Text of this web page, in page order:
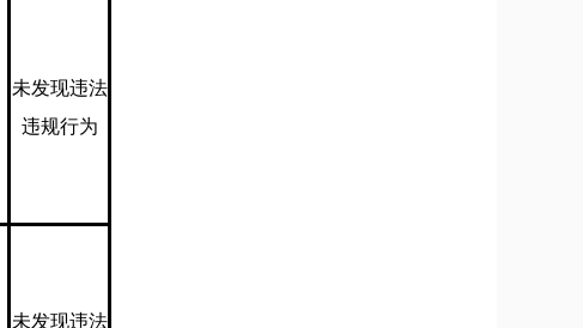
未发现违法
违规行为
未发现违法